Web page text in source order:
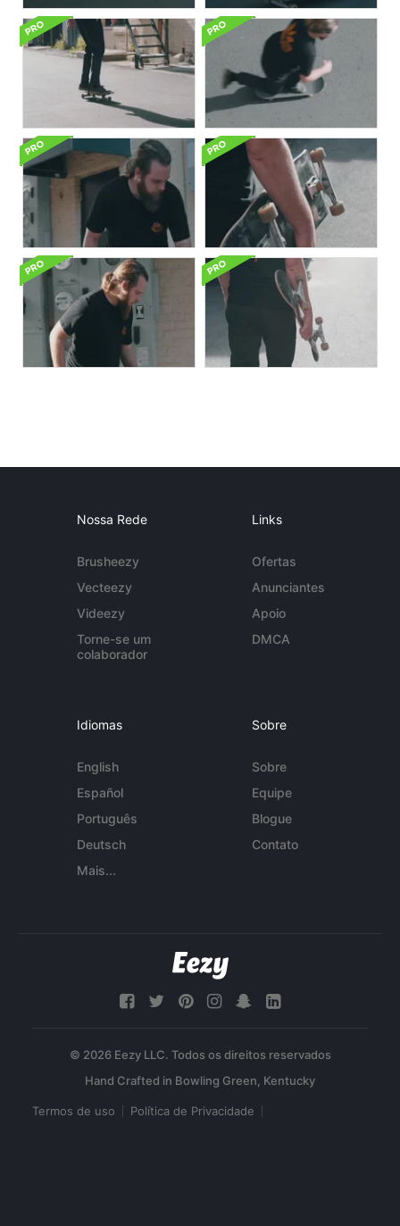
Nossa Rede
Brusheezy
Vecteezy
Videezy
Torne-se um
colaborador
Links
Ofertas
Anunciantes
Apoio
DMCA
Idiomas
English
Español
Português
Deutsch
Mais...
Sobre
Sobre
Equipe
Blogue
Contato
© 2026 Eezy LLC. Todos os direitos reservados
Termos de uso Política de Privacidade